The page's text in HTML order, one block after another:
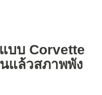
บบ Corvette
แล้วสภาพพัง